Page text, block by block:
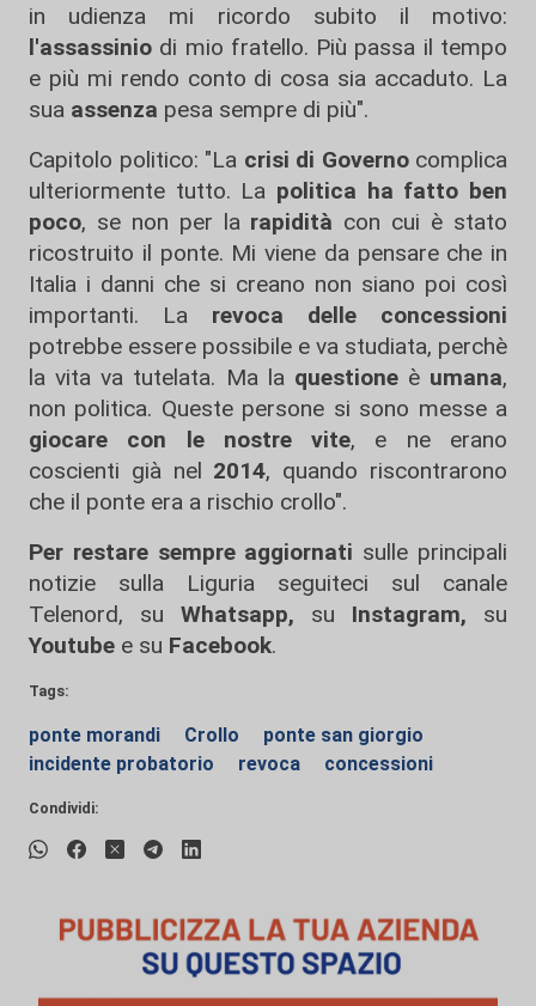
in udienza mi ricordo subito il motivo:
l'assassinio di mio fratello. Più passa il tempo
e più mi rendo conto di cosa sia accaduto. La
sua assenza pesa sempre di più".
Capitolo politico: "La crisi di Governocomplica
ulteriormente tutto. La politica ha fatto ben
poco, se non per la rapidità con cui è stato
ricostruito il ponte. Mi viene da pensare che in
Italia i danni che si creano non siano poi così
importanti. La revoca delle concessioni
potrebbe essere possibile e va studiata, perchè
la vita va tutelata. Ma la questioneè umana,
non politica. Queste persone si sono messe a
giocare con le nostre vite, e ne erano
coscienti già nel 2014, quando riscontrarono
che il ponte era a rischio crollo".
Per restare sempre aggiornati sulle principali
notizie sulla Liguria seguiteci sul canale
Telenord, su
Whatsapp, su Instagram, su
Youtube e su Facebook.
Tags:
ponte morandi Crollo
ponte san giorgio
incidente probatorio
revoca concessioni
Condividi: